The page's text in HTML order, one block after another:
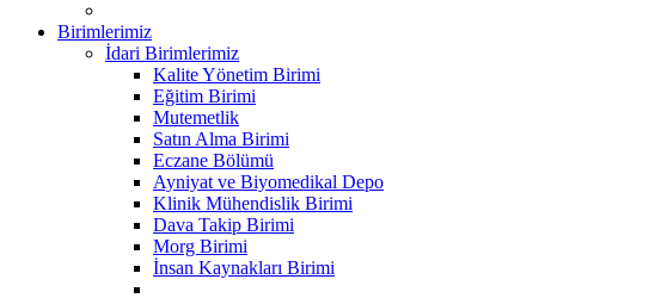
Birimlerimiz
İdari Birimlerimiz
Kalite Yönetim Birimi
Eğitim Birimi
Mutemetlik
Satın Alma Birimi
Eczane Bölümü
Ayniyat ve Biyomedikal Depo
Klinik Mühendislik Birimi
Dava Takip Birimi
Morg Birimi
İnsan Kaynakları Birimi